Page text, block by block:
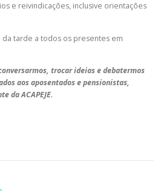
e reivindicações, inclusive orientações
tarde a todos os presentes em
trocar ideias e debatermos
aos aposentados e pensionistas,
da ACAPEJE.